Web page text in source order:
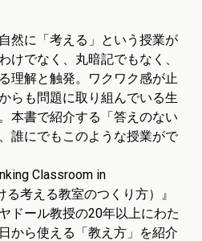
然に「考える」という授業が
けでなく、丸暗記でもなく、
理解と触発。ワクワク感が止
らも問題に取り組んでいる生
本書で紹介する「答えのない
誰にでもこのような授業がで
Classroom in
考える教室のつくり方）』
ドール教授の20年以上にわた
から使える「教え方」を紹介